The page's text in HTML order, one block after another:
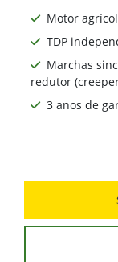
Motor
TDP
Marchas
redutor
3 anos de